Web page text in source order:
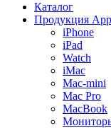
Каталог
Продукция
iPhone
iPad
Watch
iMac
Mac-mini
Mac Pro
MacBook